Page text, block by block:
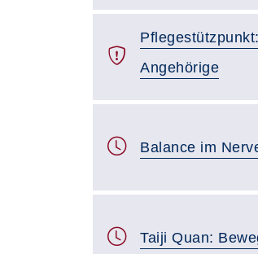
Angehörige
Balance im
Taiji Quan: